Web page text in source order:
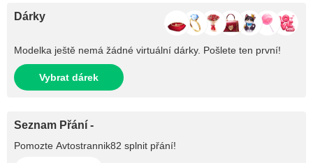
Dárky
Modelka ještě nemá žádné virtuální dárky. Pošlete ten první!
Vybrat dárek
Seznam Přání -
Pomozte Avtostrannik82 splnit přání!